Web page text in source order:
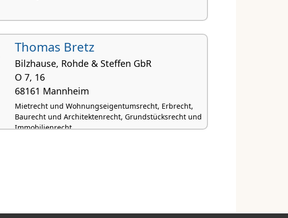
Thomas Bretz
Bilzhause, Rohde & Steffen GbR
O 7, 16
68161 Mannheim
Mietrecht und Wohnungseigentumsrecht, Erbrecht,
Baurecht und Architektenrecht, Grundstücksrecht und
Immobilienrecht